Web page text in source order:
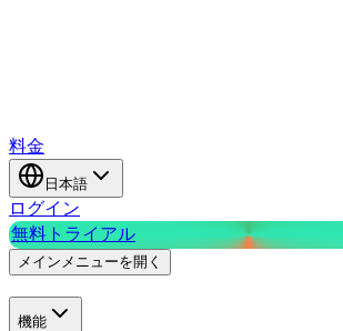
料金
日本語
ログイン
無料トライアル
メインメニューを開く
機能